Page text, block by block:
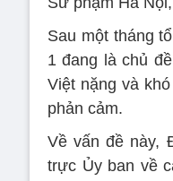
Sau một tháng
1 đang là chủ
Việt nặng và
phản cảm.
Về vấn đề này,
trực Ủy ban về